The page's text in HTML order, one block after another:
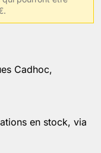
Cadhoc,
en stock, via